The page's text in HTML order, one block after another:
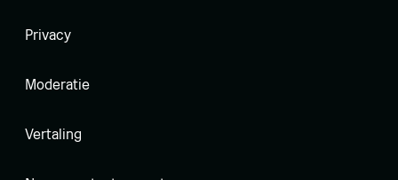
Privacy
Moderatie
Vertaling